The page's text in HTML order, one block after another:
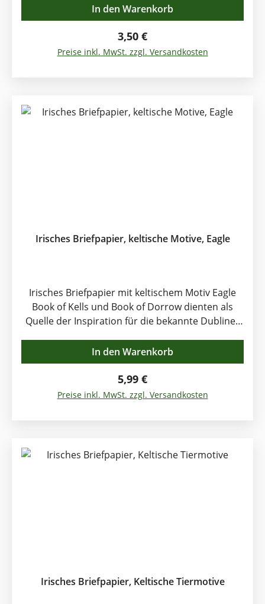
Regulärer Preis:
3,50 €
Preise inkl. MwSt. zzgl. Versandkosten
In den Warenkorb
Irisches Briefpapier, keltische Motive, Eagle
Irisches Briefpapier mit keltischem Motiv Eagle
Book of Kells und Book of Dorrow dienten als
Quelle der Inspiration für die bekannte Dubliner
kleinen Kunstwerke. 8 Bögen Celtic Notepaper
Briefpapier mit passend bedruckten Umschlägen,
Format ca. 22 x 15 cm Motiv: Verschlungene
keltische Vogel- und Knotenmotive Irische
Regulärer Preis:
5,99 €
Preise inkl. MwSt. zzgl. Versandkosten
In den Warenkorb
Irisches Briefpapier, Keltische Tiermotive